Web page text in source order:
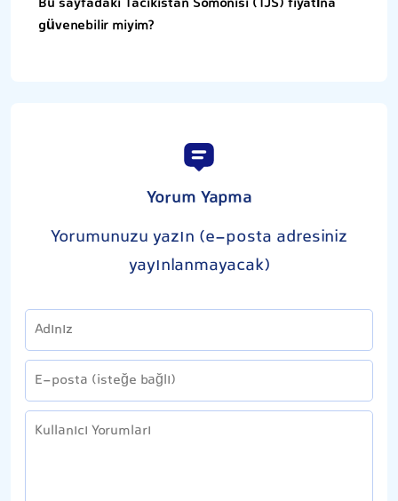
güvenebilir miyim?
Yorum Yapma
Yorumunuzu yazın (e-posta adresiniz
yayınlanmayacak)